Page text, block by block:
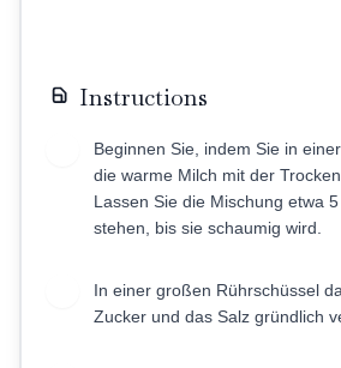
Instructions
Beginnen Sie, indem Sie in
die warme Milch mit der
Lassen Sie die Mischung etwa
stehen, bis sie schaumig wird.
In einer großen Rührschüssel
Zucker und das Salz gründlich